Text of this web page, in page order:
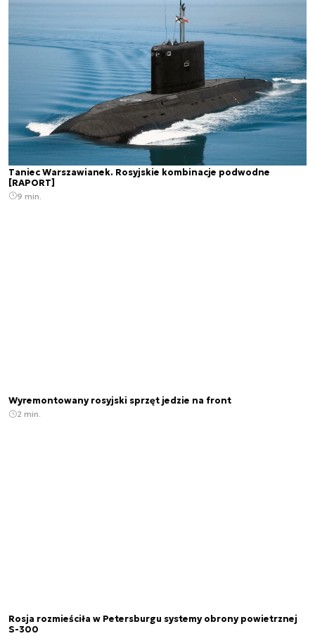
Taniec Warszawianek. Rosyjskie kombinacje podwodne
[RAPORT]
9 min.
Wyremontowany rosyjski sprzęt jedzie na front
2 min.
Rosja rozmieściła w Petersburgu systemy obrony powietrznej
S-300